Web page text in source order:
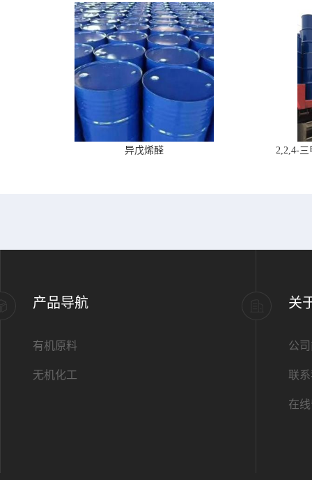
异戊烯醛 2,2,4-
产品导航
有机原料
无机化工
关
公
联
在